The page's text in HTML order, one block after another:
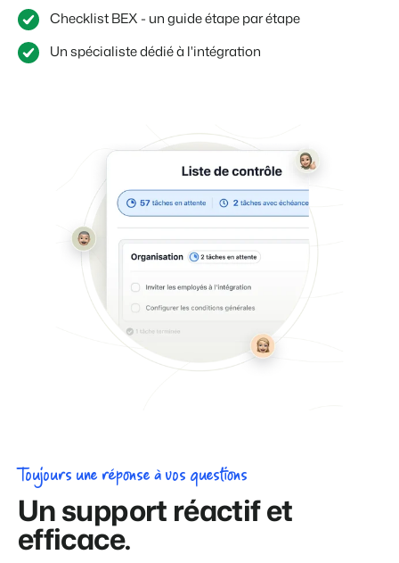
Checklist BEX - un guide étape par étape
Un spécialiste dédié à l'intégration
Toujours une réponse à vos questions
Un support réactif et
efficace.